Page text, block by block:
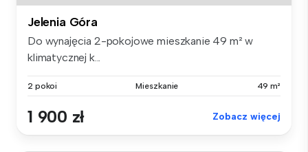
Jelenia Góra
Do wynajęcia 2-pokojowe mieszkanie 49 m² w
klimatycznej k...
2 pokoi Mieszkanie 49 m²
1 900 zł Zobacz więcej